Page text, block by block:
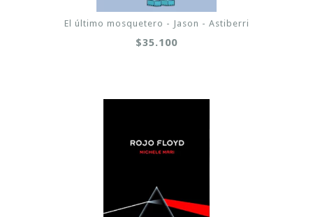
El último mosquetero - Jason - Astiberri
$35.100